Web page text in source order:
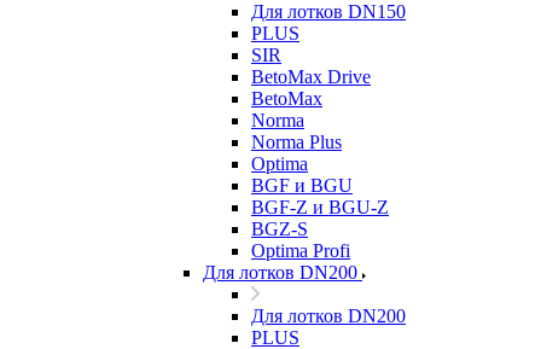
Для лотков DN150
PLUS
SIR
BetoMax Drive
BetoMax
Norma
Norma Plus
Optima
BGF и BGU
BGF-Z и BGU-Z
BGZ-S
Optima Profi
Для лотков DN200
Для лотков DN200
PLUS